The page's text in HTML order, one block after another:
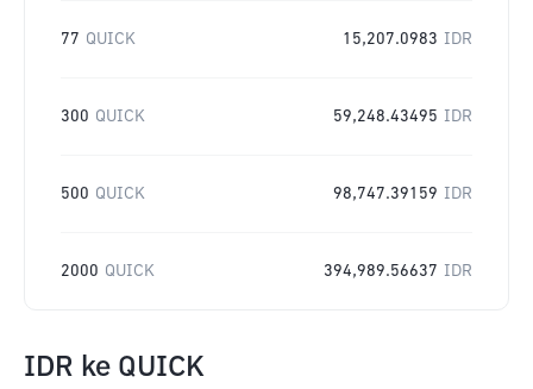
77 QUICK 15,207.0983 IDR
300 QUICK 59,248.43495 IDR
500 QUICK 98,747.39159 IDR
2000 QUICK 394,989.56637 IDR
IDR ke QUICK